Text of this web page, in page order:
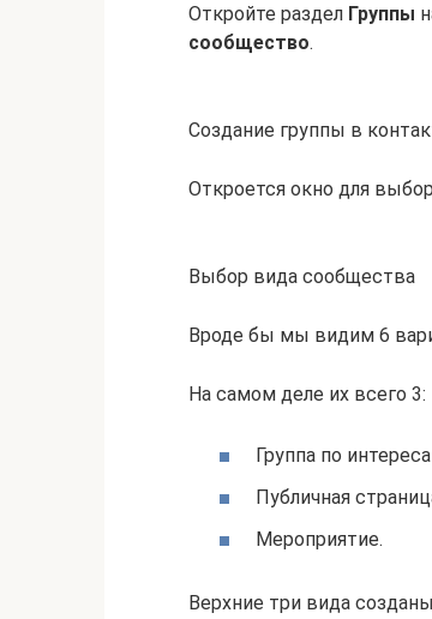
Откройте раздел Группы
сообщество.
Создание группы в
Откроется окно для
Выбор вида сообщества
Вроде бы мы видим 6
На самом деле их всего 3:
Группа по
Публичная
Мероприятие.
Верхние три вида